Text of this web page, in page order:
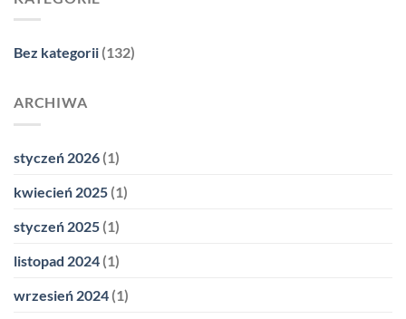
Bez kategorii (132)
ARCHIWA
styczeń 2026 (1)
kwiecień 2025 (1)
styczeń 2025 (1)
listopad 2024 (1)
wrzesień 2024 (1)